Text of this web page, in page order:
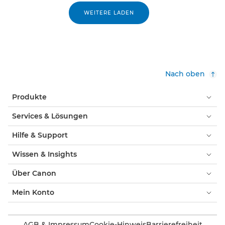
WEITERE LADEN
Nach oben
Produkte
Services & Lösungen
Hilfe & Support
Wissen & Insights
Über Canon
Mein Konto